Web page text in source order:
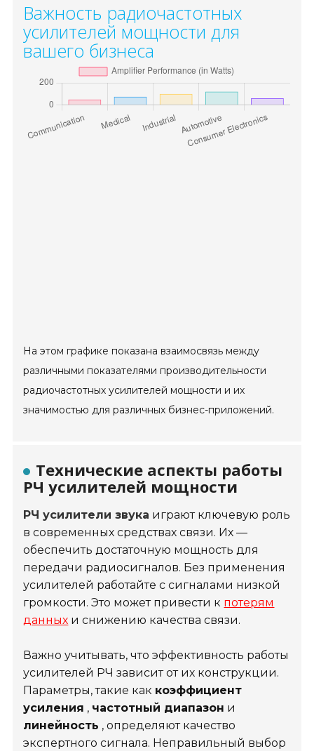
Важность радиочастотных
усилителей мощности для
вашего бизнеса
На этом графике показана взаимосвязь между
различными показателями производительности
радиочастотных усилителей мощности и их
значимостью для различных бизнес-приложений.
Технические аспекты работы
РЧ усилителей мощности
РЧ усилители звука играют ключевую роль
в современных средствах связи. Их —
обеспечить достаточную мощность для
передачи радиосигналов. Без применения
усилителей работайте с сигналами низкой
громкости. Это может привести к потерям
данных и снижению качества связи.
Важно учитывать, что эффективность работы
усилителей РЧ зависит от их конструкции.
Параметры, такие как коэффициент
усиления , частотный диапазон и
линейность , определяют качество
экспертного сигнала. Неправильный выбор